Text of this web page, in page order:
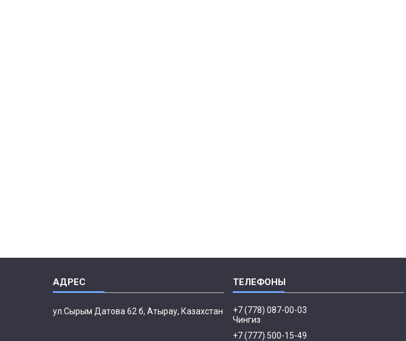
ул.Сырым Датова 62 б, Атырау, Казахстан
+7 (778) 087-00-03
Чингиз
+7 (777) 500-15-49